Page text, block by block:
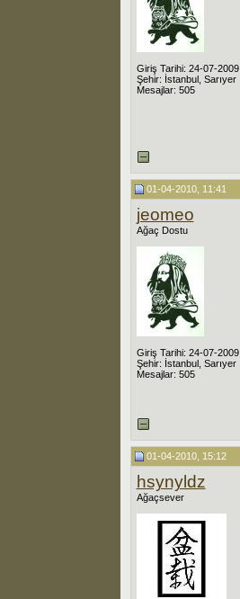
Giriş Tarihi: 24-07-2009
Şehir: İstanbul, Sarıyer
Mesajlar: 505
01-04-2010, 11:41
jeomeo
Ağaç Dostu
Giriş Tarihi: 24-07-2009
Şehir: İstanbul, Sarıyer
Mesajlar: 505
01-04-2010, 15:12
hsynyldz
Ağaçsever